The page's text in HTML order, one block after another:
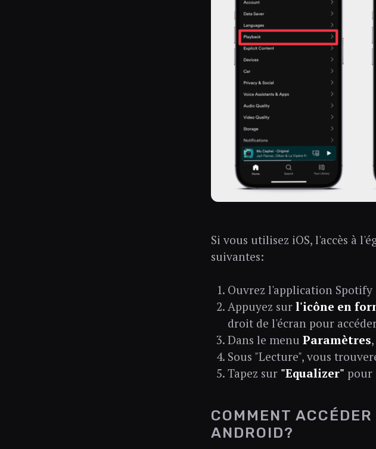
Si vous utilisez iOS, l'accès à
suivantes:
Ouvrez l'application
Appuyez surl'icône en
droit de l'écran pour
Dans le menu Paramètres
Sous "Lecture", vous
Tapez sur "Equalizer" pour
COMMENT
ANDROID?